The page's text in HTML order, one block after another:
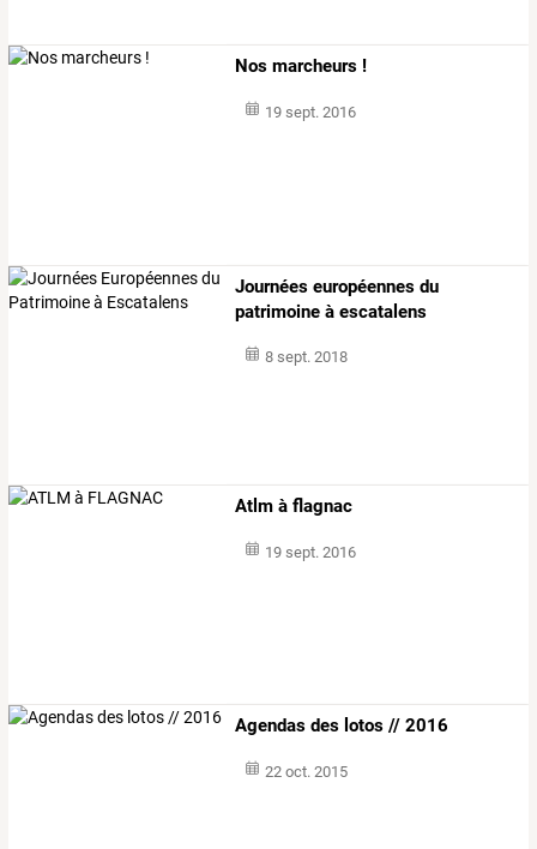
Nos marcheurs !
19 sept. 2016
Journées européennes du
patrimoine à escatalens
8 sept. 2018
Atlm à flagnac
19 sept. 2016
Agendas des lotos // 2016
22 oct. 2015